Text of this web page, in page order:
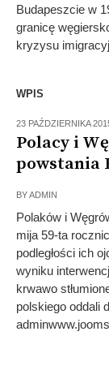
Budapeszcie w
granicę
kryzysu
WPIS
23 PAŹDZIERNIKA
Polacy i
powstania
BYADMIN
Polaków i
mija 59-ta
podległości ich
wyniku
krwawo
polskiego oddali